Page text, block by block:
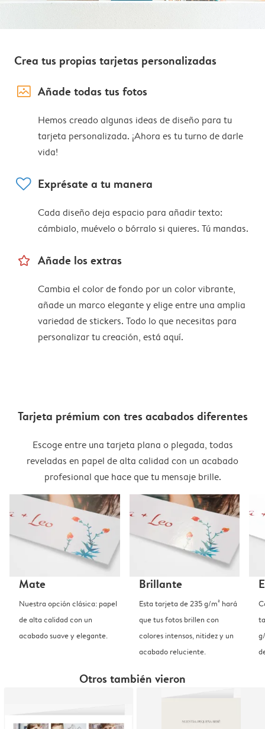
Crea tus propias tarjetas personalizadas
image_placeholder Añade todas tus fotos
Hemos creado algunas ideas de diseño para tu
tarjeta personalizada. ¡Ahora es tu turno de darle
vida!
heart Exprésate a tu manera
Cada diseño deja espacio para añadir texto:
cámbialo, muévelo o bórralo si quieres. Tú mandas.
star_outline Añade los extras
Cambia el color de fondo por un color vibrante,
añade un marco elegante y elige entre una amplia
variedad de stickers. Todo lo que necesitas para
personalizar tu creación, está aquí.
Tarjeta prémium con tres acabados diferentes
Escoge entre una tarjeta plana o plegada, todas
reveladas en papel de alta calidad con un acabado
profesional que hace que tu mensaje brille.
Mate
Nuestra opción clásica: papel
de alta calidad con un
acabado suave y elegante.
Brillante
Esta tarjeta de 235 g/m² hará
que tus fotos brillen con
colores intensos, nitidez y un
acabado reluciente.
Otros también vieron